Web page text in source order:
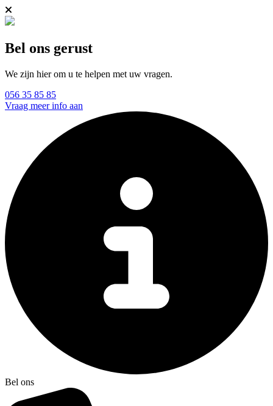
Bel ons gerust
We zijn hier om u te helpen met uw vragen.
056 35 85 85
Vraag meer info aan
Bel ons